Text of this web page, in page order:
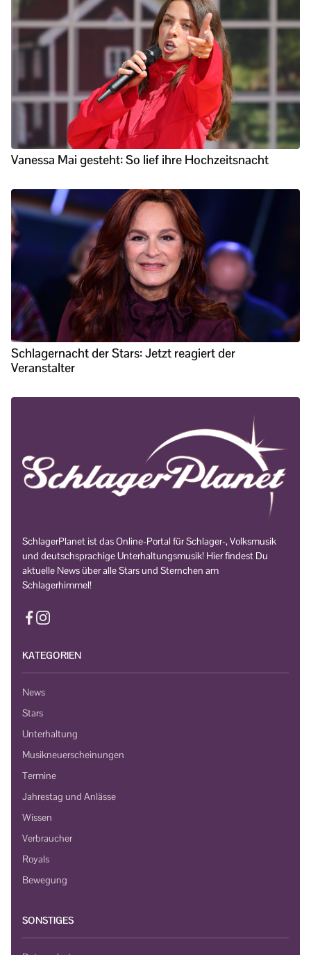
Vanessa Mai gesteht: So lief ihre Hochzeitsnacht
Schlagernacht der Stars: Jetzt reagiert der
Veranstalter
SchlagerPlanet ist das Online-Portal für Schlager-, Volksmusik
und deutschsprachige Unterhaltungsmusik! Hier findest Du
aktuelle News über alle Stars und Sternchen am
Schlagerhimmel!
KATEGORIEN
News
Stars
Unterhaltung
Musikneuerscheinungen
Termine
Jahrestag und Anlässe
Wissen
Verbraucher
Royals
Bewegung
SONSTIGES